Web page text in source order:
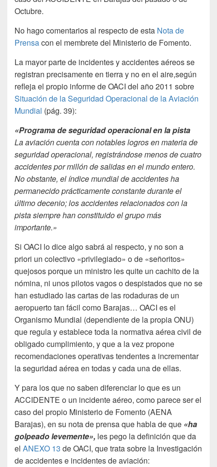
Octubre.
No hago comentarios al respecto de esta Nota de
Prensacon el membrete del Ministerio de Fomento.
La mayor parte de incidentes y accidentes aéreos se
registran precisamente en tierra y no en el aire,según
refleja el propio informe de OACI del año 2011 sobre
Situación de la Seguridad Operacional de la Aviación
Mundial (pág. 39):
«Programa de seguridad operacional en la pista
La aviación cuenta con notables logros en materia de
seguridad operacional, registrándose menos de cuatro
accidentes por millón de salidas en el mundo entero.
No obstante, el índice mundial de accidentes ha
permanecido prácticamente constante durante el
último decenio; los accidentes relacionados con la
pista siempre han constituido el grupo más
importante.»
Si OACI lo dice algo sabrá al respecto, y no son a
priori un colectivo «privilegiado» o de «señoritos»
quejosos porque un ministro les quite un cachito de la
nómina, ni unos pilotos vagos o despistados que no se
han estudiado las cartas de las rodaduras de un
aeropuerto tan fácil como Barajas… OACI es el
Organismo Mundial (dependiente de la propia ONU)
que regula y establece toda la normativa aérea civil de
obligado cumplimiento, y que a la vez propone
recomendaciones operativas tendentes a incrementar
la seguridad aérea en todas y cada una de ellas.
Y para los que no saben diferenciar lo que es un
ACCIDENTE o un incidente aéreo, como parece ser el
caso del propio Ministerio de Fomento (AENA
Barajas), en su nota de prensa que habla de que «ha
golpeado levemente», les pego la definición que da
el ANEXO 13 de OACI, que trata sobre la Investigación
de accidentes e incidentes de aviación: